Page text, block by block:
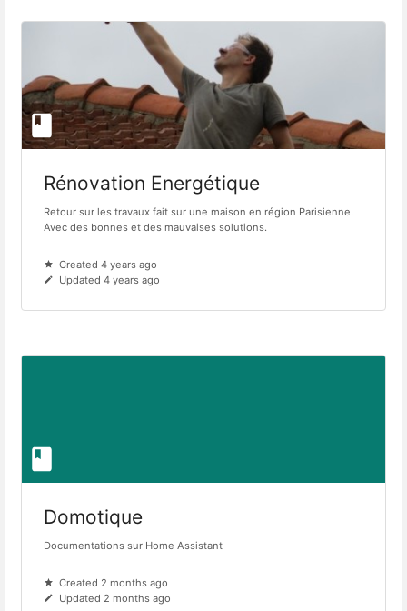
Rénovation Energétique
Retour sur les travaux fait sur une maison en région Parisienne.
Avec des bonnes et des mauvaises solutions.
Created 4 years ago
Updated 4 years ago
Domotique
Documentations sur Home Assistant
Created 2 months ago
Updated 2 months ago